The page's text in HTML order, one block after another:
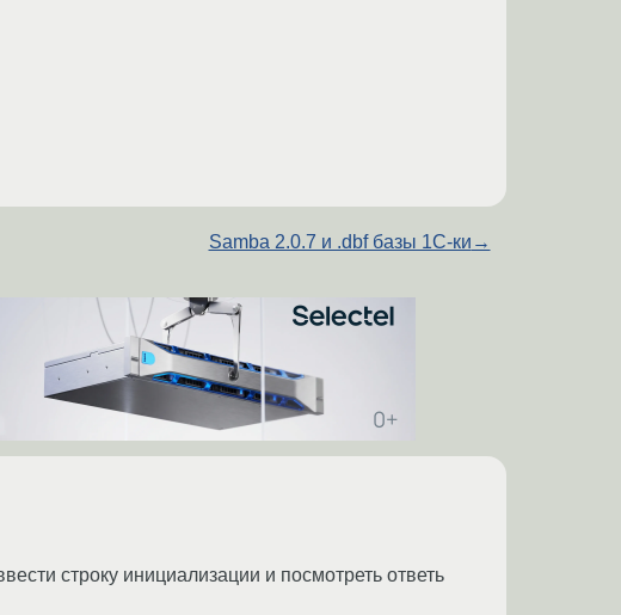
Samba 2.0.7 и .dbf базы 1C-ки →
строку инициализации и посмотреть ответь